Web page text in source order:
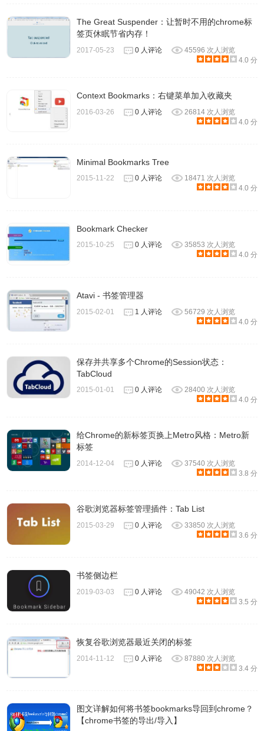
The Great Suspender：让暂时不用的chrome标
签页休眠节省内存！
2017-05-23 0 人评论
45596 次人浏览
4.0 分
Context Bookmarks：右键菜单加入收藏夹
2016-03-26 0 人评论
26814 次人浏览
4.0 分
Minimal Bookmarks Tree
2015-11-22 0 人评论
18471 次人浏览
4.0 分
Bookmark Checker
2015-10-25 0 人评论
35853 次人浏览
4.0 分
Atavi - 书签管理器
2015-02-01 1 人评论
56729 次人浏览
4.0 分
保存并共享多个Chrome的Session状态：
TabCloud
2015-01-01 0 人评论
28400 次人浏览
4.0 分
给Chrome的新标签页换上Metro风格：Metro新
标签
2014-12-04 0 人评论
37540 次人浏览
3.8 分
谷歌浏览器标签管理插件：Tab List
2015-03-29 0 人评论
33850 次人浏览
3.6 分
书签侧边栏
2019-03-03 0 人评论
49042 次人浏览
3.5 分
恢复谷歌浏览器最近关闭的标签
2014-11-12 0 人评论
87880 次人浏览
3.4 分
图文详解如何将书签bookmarks导回到chrome？
【chrome书签的导出/导入】